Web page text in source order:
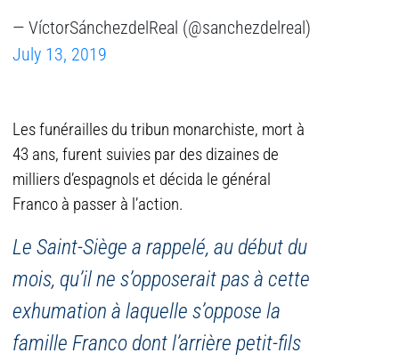
— VíctorSánchezdelReal (@sanchezdelreal)
July 13, 2019
Les funérailles du tribun monarchiste, mort à
43 ans, furent suivies par des dizaines de
milliers d’espagnols et décida le général
Franco à passer à l’action.
Le Saint-Siège a rappelé, au début du
mois, qu’il ne s’opposerait pas à cette
exhumation à laquelle s’oppose la
famille Franco dont l’arrière petit-fils